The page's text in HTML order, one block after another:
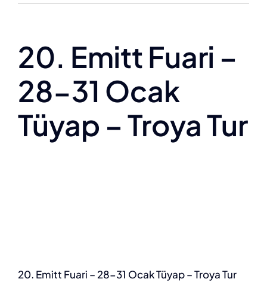
20. Emitt Fuari –
28-31 Ocak
Tüyap – Troya Tur
20. Emitt Fuari – 28-31 Ocak Tüyap – Troya Tur